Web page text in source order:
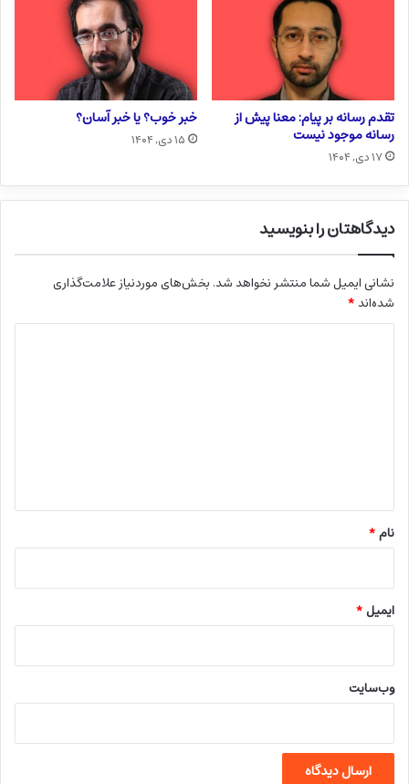
تقدم رسانه بر پیام: معنا پیش از
رسانه موجود نیست
۱۷ دی, ۱۴۰۴
خبر خوب؟ یا خبر آسان؟
۱۵ دی, ۱۴۰۴
دیدگاهتان را بنویسید
نشانی ایمیل شما منتشر نخواهد شد. بخش‌های موردنیاز علامت‌گذاری
شده‌اند*
نام*
ایمیل*
وب‌سایت